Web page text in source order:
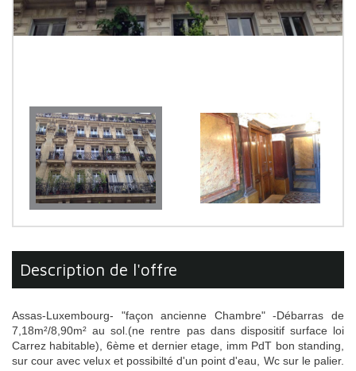
description de l'offre
Assas-Luxembourg- "façon ancienne Chambre" -Débarras de
7,18m²/8,90m² au sol.(ne rentre pas dans dispositif surface loi
Carrez habitable), 6ème et dernier etage, imm PdT bon standing,
sur cour avec velux et possibilté d'un point d'eau, Wc sur le palier.